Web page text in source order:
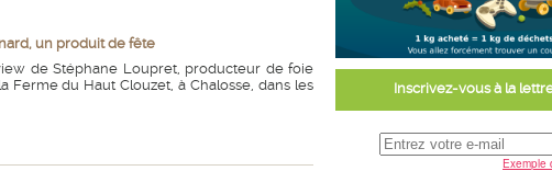
un produit de fête
de Stéphane Loupret, producteur de foie
Ferme du Haut Clouzet, à Chalosse, dans les
Inscrivez-vous à la